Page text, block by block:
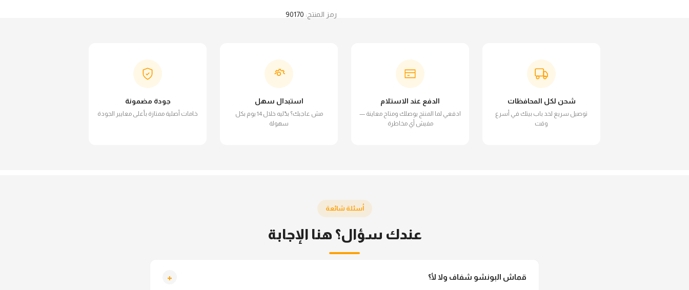
رمز المنتج: 90170
شحن لكل المحافظات
توصيل سريع لحد باب بيتك في أسرع
وقت
الدفع عند الاستلام
ادفعي لما المنتج يوصلك ومتاح معاينة —
مفيش أي مخاطرة
استبدال سهل
مش عاجبك؟ بدّليه خلال 14 يوم بكل
سهولة
جودة مضمونة
خامات أصلية ممتازة بأعلى معايير الجودة
أسئلة شائعة
عندك سؤال؟ هنا الإجابة
قماش البونشو شفاف ولا لأ؟ +